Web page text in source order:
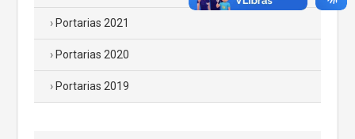
Portarias 2021
Portarias 2020
Portarias 2019